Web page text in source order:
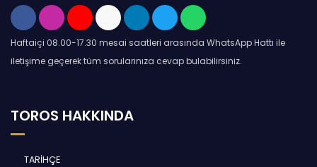
Haftaiçi 08.00-17.30 mesai saatleri arasında WhatsApp Hattı ile
iletişime geçerek tüm sorularınıza cevap bulabilirsiniz.
TOROS HAKKINDA
TARİHÇE